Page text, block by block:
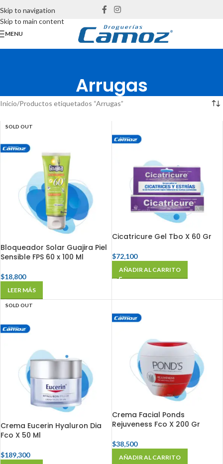
Skip to navigation
Skip to main content
MENU
Arrugas
Inicio Productos etiquetados “Arrugas”
SOLD OUT
Bloqueador Solar Guajira Piel
Sensible FPS 60 x 100 Ml
$18,800
LEER MÁS
Cicatricure Gel Tbo X 60 Gr
$72,100
AÑADIR AL CARRITO
SOLD OUT
Crema Eucerin Hyaluron Dia
Fco X 50 Ml
$189,300
Crema Facial Ponds
Rejuveness Fco X 200 Gr
$38,500
AÑADIR AL CARRITO